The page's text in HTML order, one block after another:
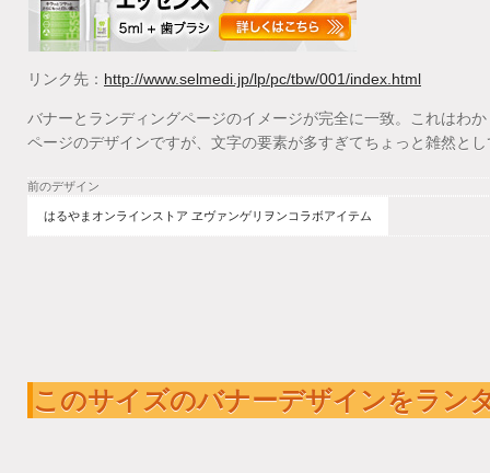
リンク先： http://www.selmedi.jp/lp/pc/tbw/001/index.html
バナーとランディングページのイメージが完全に一致。これはわ
ページのデザインですが、文字の要素が多すぎてちょっと雑然と
前のデザイン
はるやまオンラインストア ヱヴァンゲリヲンコラボアイテム
このサイズのバナーデザインをラン